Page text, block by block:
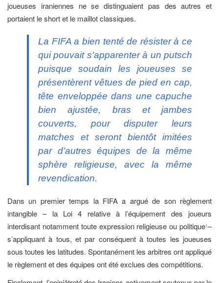
joueuses iraniennes ne se distinguaient pas des autres et
portaient le short et le maillot classiques.
La FIFA a bien tenté de résister à ce
qui pouvait s’apparenter à un putsch
puisque soudain les joueuses se
présentèrent vêtues de pied en cap,
tête enveloppée dans une capuche
bien ajustée, bras et jambes
couverts, pour disputer leurs
matches et seront bientôt imitées
par d’autres équipes de la même
sphère religieuse, avec la même
revendication.
Dans un premier temps la FIFA a argué de son règlement
intangible – la Loi 4 relative à l’équipement des joueurs
interdisant notamment toute expression religieuse ou politique1–
s’appliquant à tous, et par conséquent à toutes les joueuses
sous toutes les latitudes. Spontanément les arbitres ont appliqué
le règlement et des équipes ont été exclues des compétitions.